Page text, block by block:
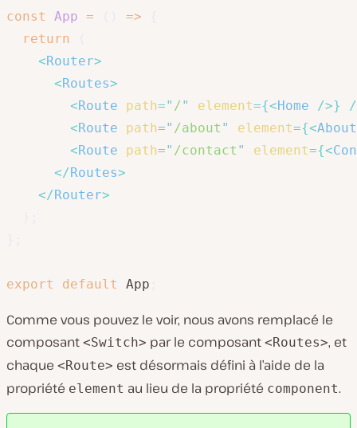
const App = =>
return
<Router>
<Routes>
<Route path=" /" element={<Home />}
<Route path=" /about " element={<About
<Route path=" /contact " element={<
</Routes>
</Router>
export default App
Comme vous pouvez le voir, nous avons remplacé le
composant <Switch> par le composant <Routes>, et
chaque <Route> est désormais défini à l’aide de la
propriété element au lieu de la propriété component.